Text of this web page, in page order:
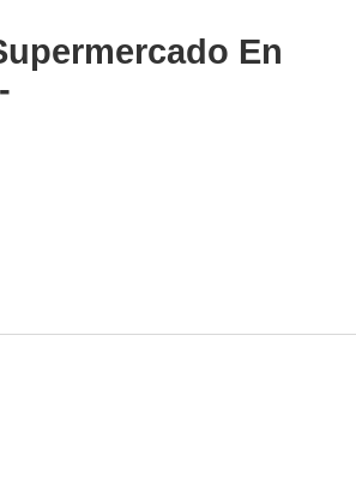
En